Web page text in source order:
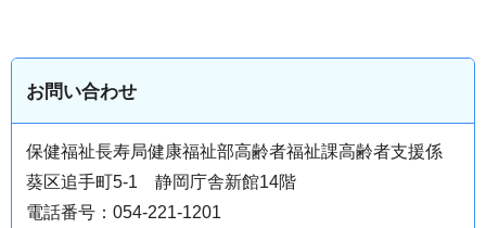
お問い合わせ
保健福祉長寿局健康福祉部高齢者福祉課高齢者支援係
葵区追手町5-1 静岡庁舎新館14階
電話番号：054-221-1201